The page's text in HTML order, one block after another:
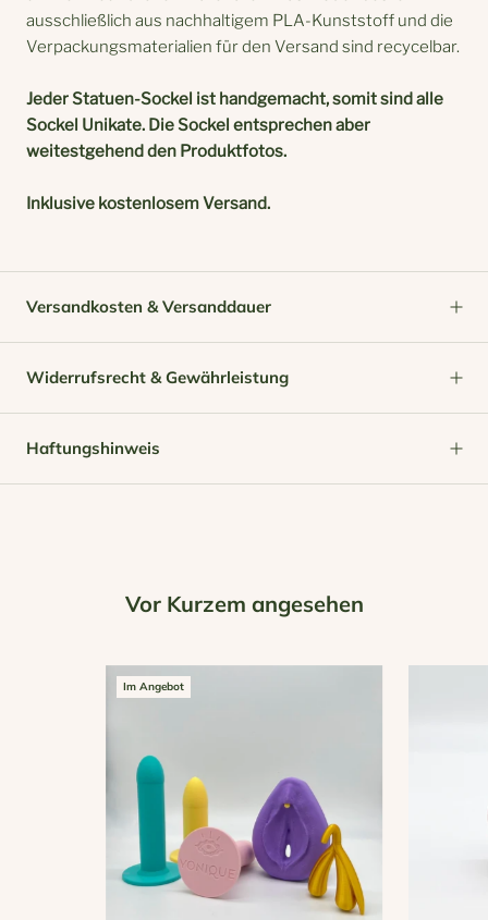
ausschließlich aus nachhaltigem PLA-Kunststoff und die
Verpackungsmaterialien für den Versand sind recycelbar.
Jeder Statuen-Sockel ist handgemacht,somit sind alle
Sockel Unikate. Die Sockel entsprechen aber
weitestgehend den Produktfotos.
Inklusive kostenlosem Versand.
Versandkosten & Versanddauer
Widerrufsrecht & Gewährleistung
Haftungshinweis
Vor Kurzem angesehen
Im Angebot